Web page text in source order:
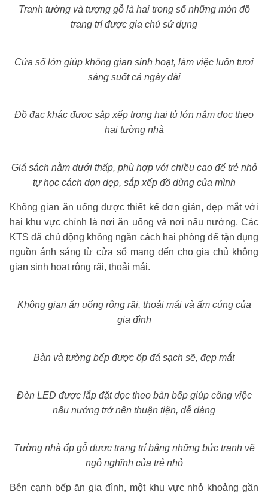
Tranh tường và tượng gỗ là hai trong số những món đồ
trang trí được gia chủ sử dụng
Cửa sổ lớn giúp không gian sinh hoạt, làm việc luôn tươi
sáng suốt cả ngày dài
Đồ đạc khác được sắp xếp trong hai tủ lớn nằm dọc theo
hai tường nhà
Giá sách nằm dưới thấp, phù hợp với chiều cao để trẻ nhỏ
tự học cách dọn dẹp, sắp xếp đồ dùng của mình
Không gian ăn uống được thiết kế đơn giản, đẹp mắt với
hai khu vực chính là nơi ăn uống và nơi nấu nướng. Các
KTS đã chủ động không ngăn cách hai phòng để tận dụng
nguồn ánh sáng từ cửa sổ mang đến cho gia chủ không
gian sinh hoạt rộng rãi, thoải mái.
Không gian ăn uống rộng rãi, thoải mái và ấm cúng của
gia đình
Bàn và tường bếp được ốp đá sạch sẽ, đẹp mắt
Đèn LED được lắp đặt dọc theo bàn bếp giúp công việc
nấu nướng trở nên thuận tiện, dễ dàng
Tường nhà ốp gỗ được trang trí bằng những bức tranh vẽ
ngộ nghĩnh của trẻ nhỏ
Bên cạnh bếp ăn gia đình, một khu vực nhỏ khoảng gần